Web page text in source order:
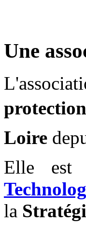
Une
Loire
Elle est
la